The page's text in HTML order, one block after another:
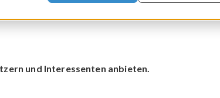
und Interessenten anbieten.